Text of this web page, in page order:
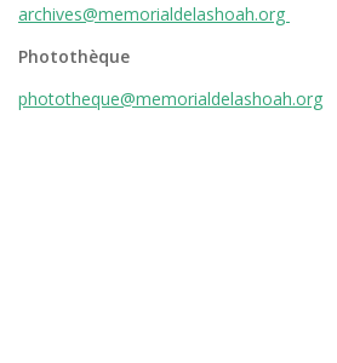
archives@memorialdelashoah.org
Photothèque
phototheque@memorialdelashoah.org